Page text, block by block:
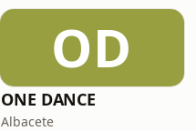
OD
ONE DANCE
Albacete